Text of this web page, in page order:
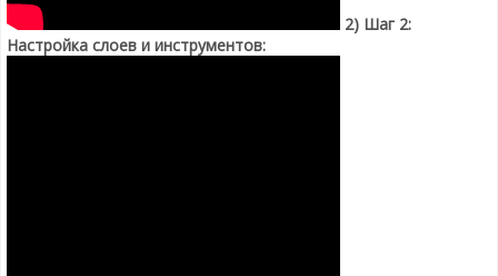
2) Шаг 2:
Настройка слоев и инструментов: